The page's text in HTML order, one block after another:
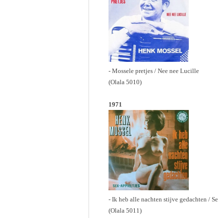
- Mossele pretjes / Nee nee Lucille
(Olala 5010)
1971
- Ik heb alle nachten stijve gedachten /
(Olala 5011)